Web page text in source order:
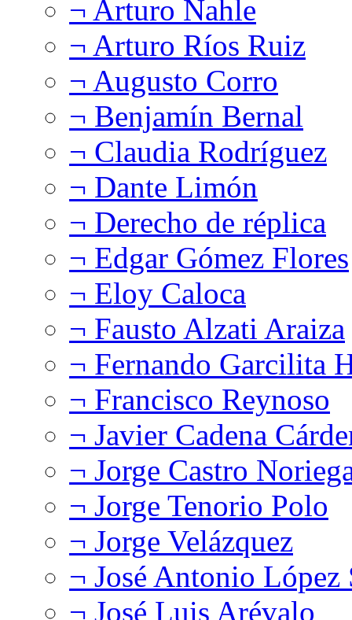
¬ Arturo Nahle
¬ Arturo Ríos Ruiz
¬ Augusto Corro
¬ Benjamín Bernal
¬ Claudia Rodríguez
¬ Dante Limón
¬ Derecho de réplica
¬ Edgar Gómez Flores
¬ Eloy Caloca
¬ Fausto Alzati Araiza
¬ Fernando Garcilita
¬ Francisco Reynoso
¬ Javier Cadena
¬ Jorge Castro
¬ Jorge Tenorio Polo
¬ Jorge Velázquez
¬ José Antonio López
¬ José Luis Arévalo